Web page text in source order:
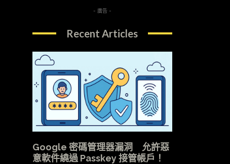
- 廣告 -
Recent Articles
Google 密碼管理器漏洞 允許惡
意軟件繞過 Passkey 接管帳戶！